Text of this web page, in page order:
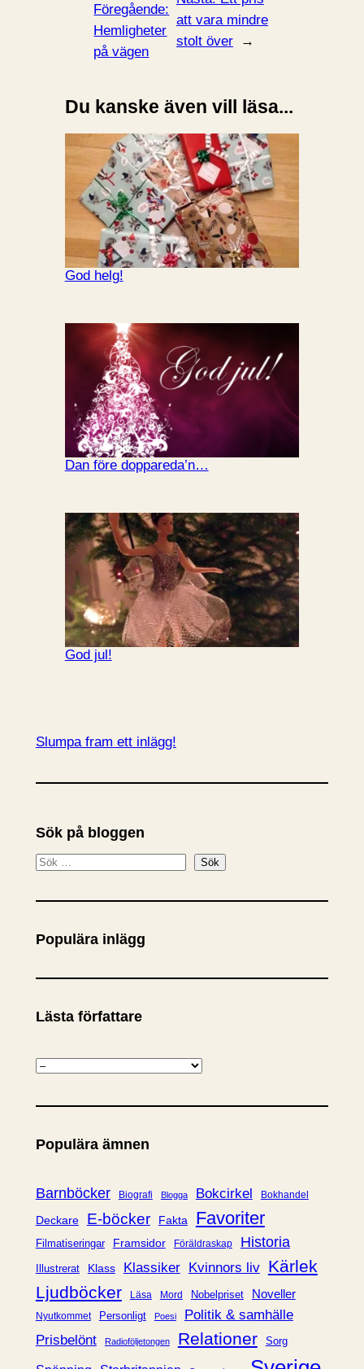
Föregående:
Hemligheter
på vägen
att vara mindre
stolt över
→
Du kanske även vill läsa...
God helg!
Dan före doppareda’n…
God jul!
Slumpa fram ett inlägg!
Sök på bloggen
S
k
Sök
Populära inlägg
Lästa författare
K
t
g
r
i
Populära ämnen
Barnböcker Biografi Blogga Bokcirkel Bokhandel
Deckare E-böcker Fakta Favoriter
Filmatiseringar Framsidor Föräldraskap Historia
Illustrerat Klass Klassiker Kvinnors liv Kärlek
Ljudböcker
Läsa Mord Nobelpriset Noveller
Nyutkommet Personligt Poesi
Politik & samhälle
Prisbelönt
Radioföljetongen Relationer Sorg